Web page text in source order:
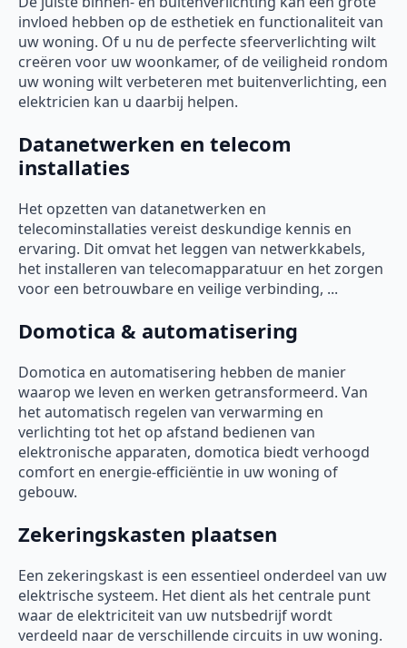
invloed hebben op de esthetiek en functionaliteit van
uw woning. Of u nu de perfecte sfeerverlichting wilt
creëren voor uw woonkamer, of de veiligheid rondom
uw woning wilt verbeteren met buitenverlichting, een
elektricien kan u daarbij helpen.
Datanetwerken en telecom
installaties
Het opzetten van datanetwerken en
telecominstallaties vereist deskundige kennis en
ervaring. Dit omvat het leggen van netwerkkabels,
het installeren van telecomapparatuur en het zorgen
voor een betrouwbare en veilige verbinding, ...
Domotica & automatisering
Domotica en automatisering hebben de manier
waarop we leven en werken getransformeerd. Van
het automatisch regelen van verwarming en
verlichting tot het op afstand bedienen van
elektronische apparaten, domotica biedt verhoogd
comfort en energie-efficiëntie in uw woning of
gebouw.
Zekeringskasten plaatsen
Een zekeringskast is een essentieel onderdeel van uw
elektrische systeem. Het dient als het centrale punt
waar de elektriciteit van uw nutsbedrijf wordt
verdeeld naar de verschillende circuits in uw woning.